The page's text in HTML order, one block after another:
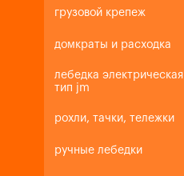
грузовой крепеж
домкраты и расходка
лебедка электрическая
тип jm
рохли, тачки, тележки
ручные лебедки